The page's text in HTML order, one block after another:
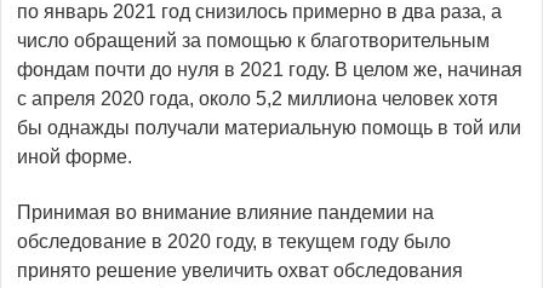
по январь 2021 год снизилось примерно в два раза, а
число обращений за помощью к благотворительным
фондам почти до нуля в 2021 году. В целом же, начиная
с апреля 2020 года, около 5,2 миллиона человек хотя
бы однажды получали материальную помощь в той или
иной форме.
Принимая во внимание влияние пандемии на
обследование в 2020 году, в текущем году было
принято решение увеличить охват обследования